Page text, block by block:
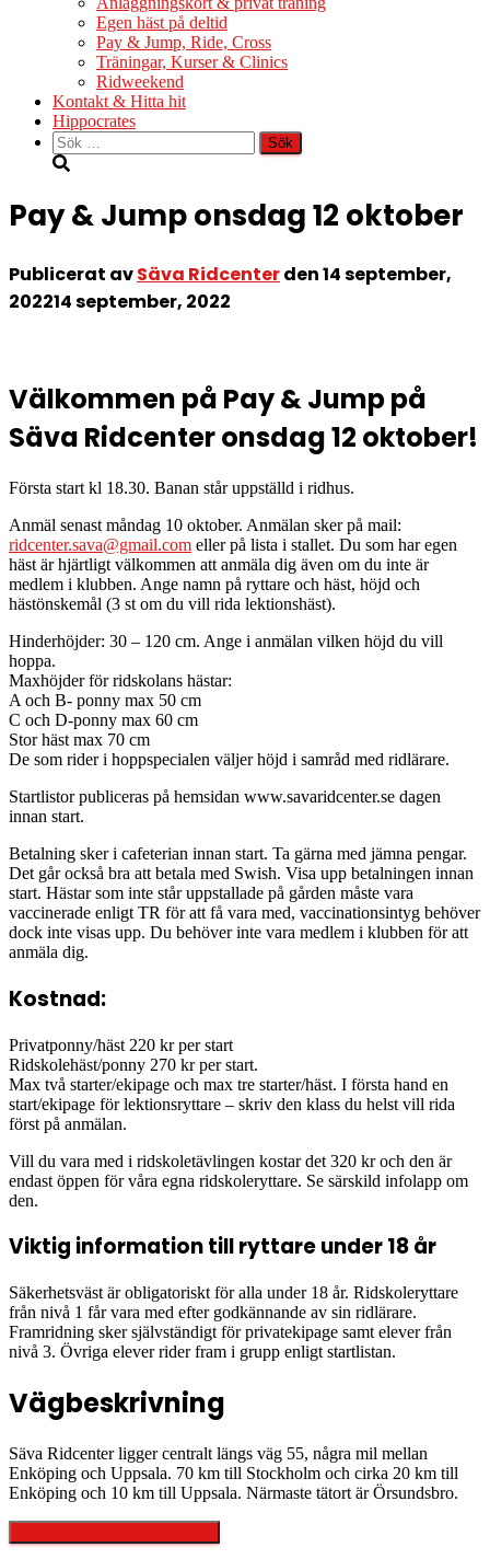
Egen häst på deltid
Pay & Jump, Ride, Cross
Träningar, Kurser & Clinics
Ridweekend
Kontakt & Hitta hit
Hippocrates
Sök
efter:
Pay & Jump onsdag 12 oktober
Publicerat avSäva Ridcenterden14 september,
202214 september, 2022
Välkommen på Pay & Jump på
Säva Ridcenter onsdag 12 oktober!
Första start kl 18.30. Banan står uppställd i ridhus.
Anmäl senast måndag 10 oktober. Anmälan sker på mail:
ridcenter.sava@gmail.com eller på lista i stallet. Du som har egen
häst är hjärtligt välkommen att anmäla dig även om du inte är
medlem i klubben. Ange namn på ryttare och häst, höjd och
hästönskemål (3 st om du vill rida lektionshäst).
Hinderhöjder: 30 – 120 cm. Ange i anmälan vilken höjd du vill
hoppa.
Maxhöjder för ridskolans hästar:
A och B- ponny max 50 cm
C och D-ponny max 60 cm
Stor häst max 70 cm
De som rider i hoppspecialen väljer höjd i samråd med ridlärare.
Startlistor publiceras på hemsidan www.savaridcenter.se dagen
innan start.
Betalning sker i cafeterian innan start. Ta gärna med jämna pengar.
Det går också bra att betala med Swish. Visa upp betalningen innan
start. Hästar som inte står uppstallade på gården måste vara
vaccinerade enligt TR för att få vara med, vaccinationsintyg behöver
dock inte visas upp. Du behöver inte vara medlem i klubben för att
anmäla dig.
Kostnad:
Privatponny/häst 220 kr per start
Ridskolehäst/ponny 270 kr per start.
Max två starter/ekipage och max tre starter/häst. I första hand en
start/ekipage för lektionsryttare – skriv den klass du helst vill rida
först på anmälan.
Vill du vara med i ridskoletävlingen kostar det 320 kr och den är
endast öppen för våra egna ridskoleryttare. Se särskild infolapp om
den.
Viktig information till ryttare under 18 år
Säkerhetsväst är obligatoriskt för alla under 18 år. Ridskoleryttare
från nivå 1 får vara med efter godkännande av sin ridlärare.
Framridning sker självständigt för privatekipage samt elever från
nivå 3. Övriga elever rider fram i grupp enligt startlistan.
Vägbeskrivning
Säva Ridcenter ligger centralt längs väg 55, några mil mellan
Enköping och Uppsala. 70 km till Stockholm och cirka 20 km till
Enköping och 10 km till Uppsala. Närmaste tätort är Örsundsbro.